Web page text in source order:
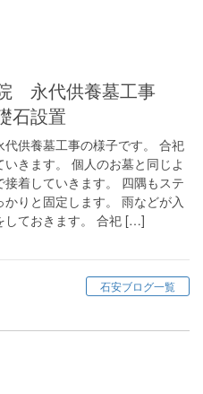
石設置
代供養墓工事の様子です。 合祀
きます。 個人のお墓と同じよ
接着していきます。 四隅もステ
かりと固定します。 雨などが入
しておきます。 合祀 […]
石安ブログ一覧